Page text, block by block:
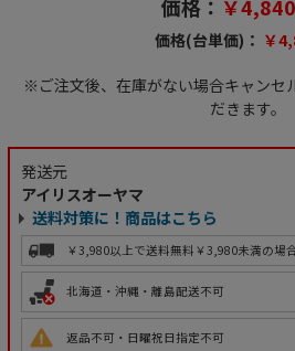
価格： ￥4,840
価格(台単価)： ￥
※ご注文後、在庫がない場合キャンセ
だきます。
発送元
アイリスオーヤマ
送料対策に！商品はこちら
￥3,980以上で送料無料 ￥3,980未満の場
北海道・沖縄・離島配送不可
返品不可・日曜祝日指定不可